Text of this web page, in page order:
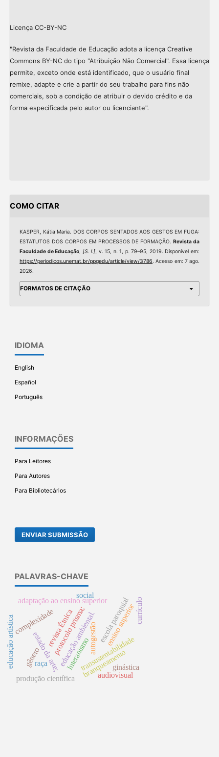
Licença CC-BY-NC
"Revista da Faculdade de Educação adota a licença Creative
Commons BY-NC do tipo "Atribuição Não Comercial". Essa licença
permite, exceto onde está identificado, que o usuário final
remixe, adapte e crie a partir do seu trabalho para fins não
comerciais, sob a condição de atribuir o devido crédito e da
forma especificada pelo autor ou licenciante".
COMO CITAR
KASPER, Kátia Maria. DOS CORPOS SENTADOS AOS GESTOS EM FUGA:
ESTATUTOS DOS CORPOS EM PROCESSOS DE FORMAÇÃO.Revista da
Faculdade de Educação, [S. l.], v. 15, n. 1, p. 79–95, 2019. Disponível em:
https://periodicos.unemat.br/ppgedu/article/view/3786. Acesso em: 7 ago.
2026.
FORMATOS DE CITAÇÃO
IDIOMA
English
Español
Português
INFORMAÇÕES
Para Leitores
Para Autores
Para Bibliotecários
ENVIAR SUBMISSÃO
PALAVRAS-CHAVE
estado da arte;protocolo prisma;
educação ambiental.
autogestão
transustentabilidade
complexidaderevista Étnica escola paroquial
luteranismo
produção científica
adaptação ao ensino superior
ensino superior
branqueamentoginástica
audiovisual
gêneroraça
social
educação artística
currículo